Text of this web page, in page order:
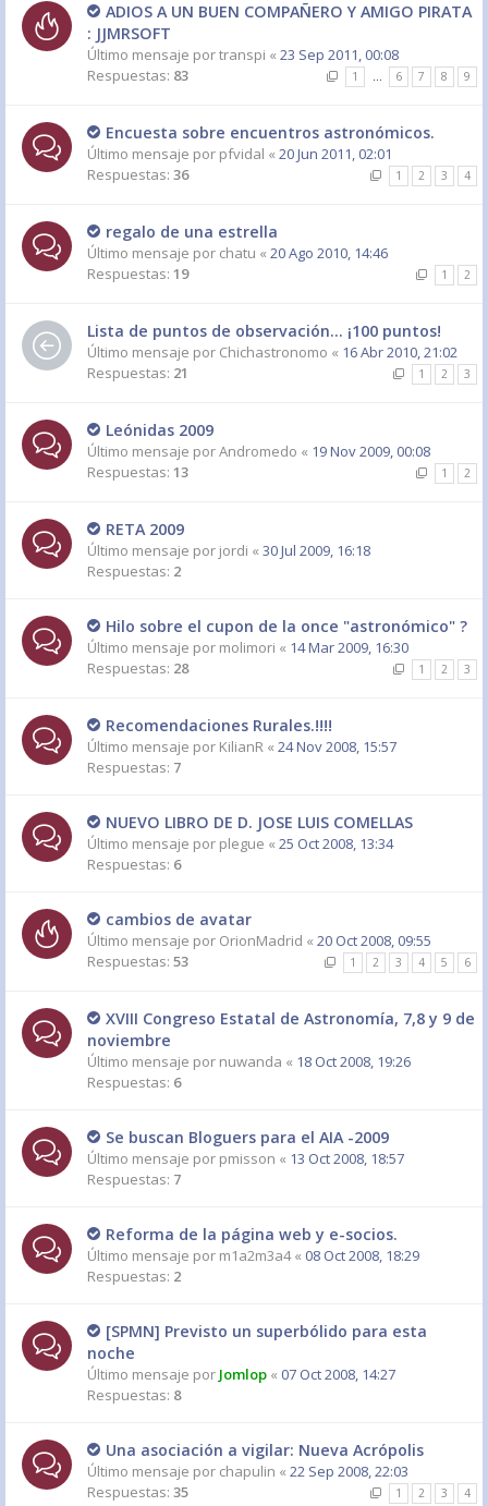
ADIOS A UN BUEN COMPAÑERO Y AMIGO PIRATA
: JJMRSOFT
Último mensaje portranspi « 23 Sep 2011, 00:08
Respuestas: 83 1 … 6 7 8 9
Encuesta sobre encuentros astronómicos.
Último mensaje por pfvidal « 20 Jun 2011, 02:01
Respuestas: 36 1 2 3 4
regalo de una estrella
Último mensaje por chatu « 20 Ago 2010, 14:46
Respuestas: 19 1 2
Lista de puntos de observación... ¡100 puntos!
Último mensaje por Chichastronomo « 16 Abr 2010, 21:02
Respuestas: 21 1 2 3
Leónidas 2009
Último mensaje porAndromedo « 19 Nov 2009, 00:08
Respuestas: 13 1 2
RETA 2009
Último mensaje por jordi « 30 Jul 2009, 16:18
Respuestas: 2
Hilo sobre el cupon de la once "astronómico" ?
Último mensaje por molimori « 14 Mar 2009, 16:30
Respuestas: 28 1 2 3
Recomendaciones Rurales.!!!!
Último mensaje por KilianR « 24 Nov 2008, 15:57
Respuestas: 7
NUEVO LIBRO DE D. JOSE LUIS COMELLAS
Último mensaje por plegue « 25 Oct 2008, 13:34
Respuestas: 6
cambios de avatar
Último mensaje por OrionMadrid « 20 Oct 2008, 09:55
Respuestas: 53 1 2 3 4 5 6
XVIII Congreso Estatal de Astronomía, 7,8 y 9 de
noviembre
Último mensaje por nuwanda « 18 Oct 2008, 19:26
Respuestas: 6
Se buscan Bloguers para el AIA -2009
Último mensaje por pmisson « 13 Oct 2008, 18:57
Respuestas: 7
Reforma de la página web y e-socios.
Último mensaje por m1a2m3a4« 08 Oct 2008, 18:29
Respuestas: 2
[SPMN] Previsto un superbólido para esta
noche
Último mensaje por Jomlop « 07 Oct 2008, 14:27
Respuestas: 8
Una asociación a vigilar: Nueva Acrópolis
Último mensaje por chapulin « 22 Sep 2008, 22:03
Respuestas: 35 1 2 3 4